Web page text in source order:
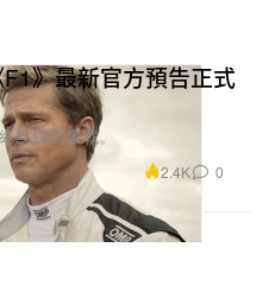
》最新官方預告正式
點線而奮戰。
2.4K 0